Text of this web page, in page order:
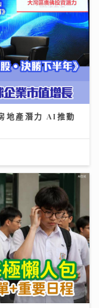
地產潛力 AI推動